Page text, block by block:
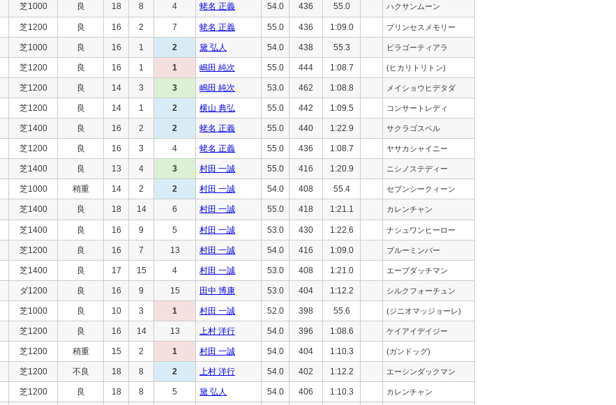
芝1000 良 18 8 4 蛯名 正義 54.0 436 55.0 ハクサンムーン
芝1200 良 16 2 7 蛯名 正義 55.0 436 1:09.0 プリンセスメモリー
芝1000 良 16 1 2 黛 弘人 54.0 438 55.3 ビラゴーティアラ
芝1200 良 16 1 1 嶋田 純次 55.0 444 1:08.7 (ヒカリトリトン)
芝1200 良 14 3 3 嶋田 純次 53.0 462 1:08.8 メイショウヒデタダ
芝1200 良 14 1 2 横山 典弘 55.0 442 1:09.5 コンサートレディ
芝1400 良 16 2 2 蛯名 正義 55.0 440 1:22.9 サクラゴスペル
芝1200 良 16 3 4 蛯名 正義 55.0 436 1:08.7 ヤサカシャイニー
芝1400 良 13 4 3 村田 一誠 55.0 416 1:20.9 ニシノステディー
芝1000 稍重 14 2 2 村田 一誠 54.0 408 55.4 セブンシークィーン
芝1400 良 18 14 6 村田 一誠 55.0 418 1:21.1 カレンチャン
芝1400 良 16 9 5 村田 一誠 53.0 430 1:22.6 ナシュワンヒーロー
芝1200 良 16 7 13 村田 一誠 54.0 416 1:09.0 ブルーミンバー
芝1400 良 17 15 4 村田 一誠 53.0 408 1:21.0 エーブダッチマン
ダ1200 良 16 9 15 田中 博康 53.0 404 1:12.2 シルクフォーチュン
芝1000 良 10 3 1 村田 一誠 52.0 398 55.6 (ジニオマッジョーレ)
芝1200 良 16 14 13 上村 洋行 54.0 396 1:08.6 ケイアイデイジー
芝1200 稍重 15 2 1 村田 一誠 54.0 404 1:10.3 (ガンドッグ)
芝1200 不良 18 8 2 上村 洋行 54.0 402 1:12.2 エーシンダックマン
芝1200 良 18 8 5 黛 弘人 54.0 406 1:10.3 カレンチャン